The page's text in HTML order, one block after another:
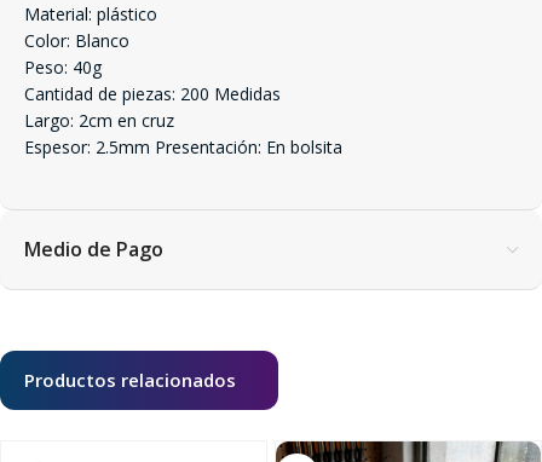
Material: plástico
Color: Blanco
Peso: 40g
Cantidad de piezas: 200 Medidas
Largo: 2cm en cruz
Espesor: 2.5mm Presentación: En bolsita
Medio de Pago
Productos relacionados